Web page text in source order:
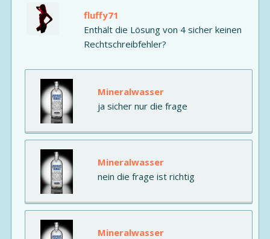
fluffy71
Enthält die Lösung von 4 sicher keinen
Rechtschreibfehler?
Mineralwasser
ja sicher nur die frage
Mineralwasser
nein die frage ist richtig
Mineralwasser